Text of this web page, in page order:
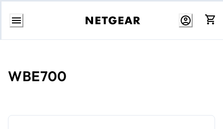
Direct
WBE700